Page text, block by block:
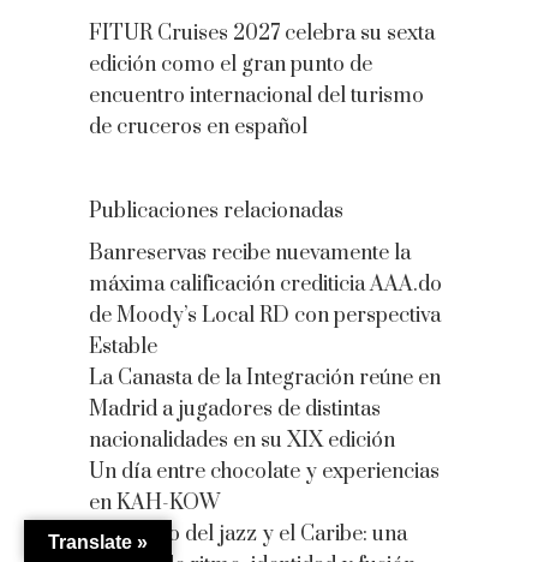
FITUR Cruises 2027 celebra su sexta
edición como el gran punto de
encuentro internacional del turismo
de cruceros en español
Publicaciones relacionadas
Banreservas recibe nuevamente la
máxima calificación crediticia AAA.do
de Moody’s Local RD con perspectiva
Estable
La Canasta de la Integración reúne en
Madrid a jugadores de distintas
nacionalidades en su XIX edición
Un día entre chocolate y experiencias
en KAH-KOW
El mundo del jazz y el Caribe: una
Translate »